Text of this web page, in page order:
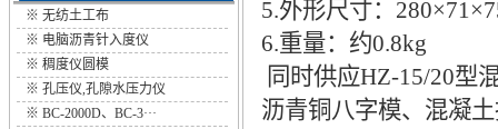
※ 无纺土工布
※ 电脑沥青针入度仪
※ 稠度仪圆模
※ 孔压仪,孔隙水压力仪
※ BC-2000D、BC-3···
5.外形尺寸：
6.重量：约0.8kg
同时供应HZ-15/20型
沥青铜八字模、混凝